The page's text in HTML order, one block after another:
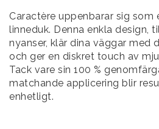
Caractère uppenbarar sig som
linneduk. Denna enkla design,
nyanser, klär dina väggar med
och ger en diskret touch av
Tack vare sin 100 %
matchande applicering blir
enhetligt.